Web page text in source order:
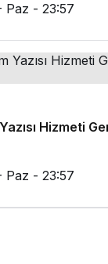
Paz - 23:57
Hizmeti
Paz - 23:57